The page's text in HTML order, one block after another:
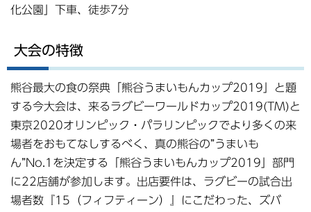
化公園」下車、徒歩7分
大会の特徴
熊谷最大の食の祭典「熊谷うまいもんカップ2019」と題
する今大会は、来るラグビーワールドカップ2019(TM)と
東京2020オリンピック・パラリンピックでより多くの来
場者をおもてなしするべく、真の熊谷の”うまいも
ん”No.1を決定する「熊谷うまいもんカップ2019」部門
に22店舗が参加します。出店要件は、ラグビーの試合出
場者数『15（フィフティーン）』にこだわった、ズバ